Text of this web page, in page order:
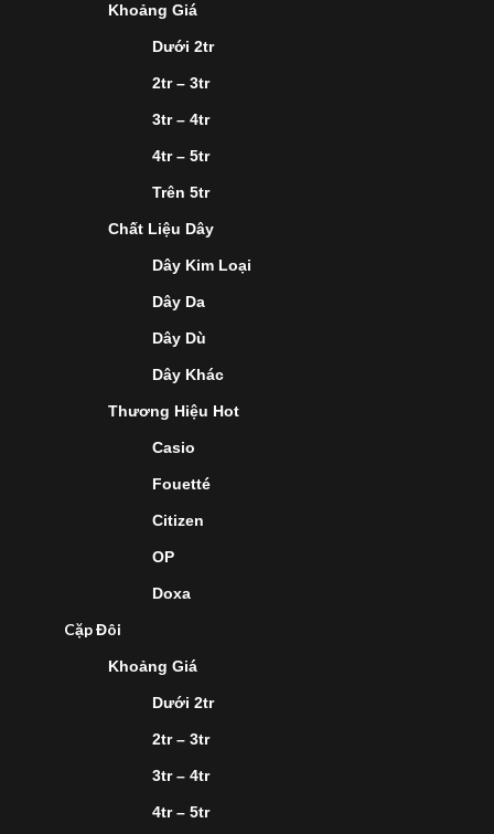
Khoảng Giá
Dưới 2tr
2tr – 3tr
3tr – 4tr
4tr – 5tr
Trên 5tr
Chất Liệu Dây
Dây Kim Loại
Dây Da
Dây Dù
Dây Khác
Thương Hiệu Hot
Casio
Fouetté
Citizen
OP
Doxa
Cặp Đôi
Khoảng Giá
Dưới 2tr
2tr – 3tr
3tr – 4tr
4tr – 5tr